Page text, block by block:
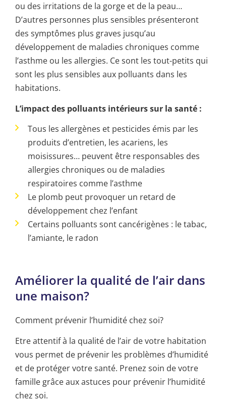
ou des irritations de la gorge et de la peau…
D’autres personnes plus sensibles présenteront
des symptômes plus graves jusqu’au
développement de maladies chroniques comme
l’asthme ou les allergies. Ce sont les tout-petits qui
sont les plus sensibles aux polluants dans les
habitations.
L’impact des polluants intérieurs sur la santé :
Tous les allergènes et pesticides émis par les
produits d’entretien, les acariens, les
moisissures… peuvent être responsables des
allergies chroniques ou de maladies
respiratoires comme l’asthme
Le plomb peut provoquer un retard de
développement chez l’enfant
Certains polluants sont cancérigènes : le tabac,
l’amiante, le radon
Améliorer la qualité de l’air dans
une maison?
Comment prévenir l’humidité chez soi?
Etre attentif à la qualité de l’air de votre habitation
vous permet de prévenir les problèmes d’humidité
et de protéger votre santé. Prenez soin de votre
famille grâce aux astuces pour prévenir l’humidité
chez soi.